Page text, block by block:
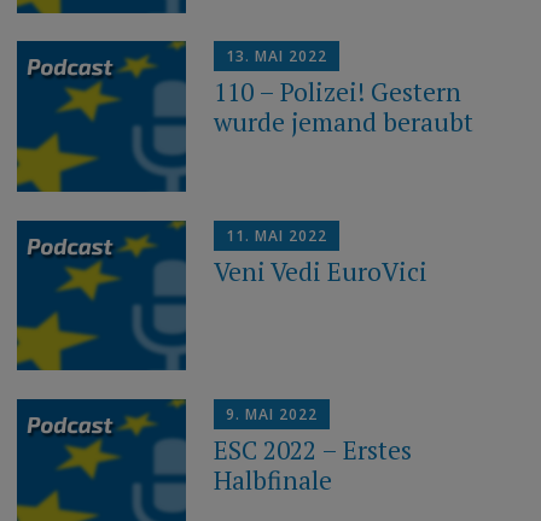
13. MAI 2022
110 – Polizei! Gestern
wurde jemand beraubt
11. MAI 2022
Veni Vedi EuroVici
9. MAI 2022
ESC 2022 – Erstes
Halbfinale